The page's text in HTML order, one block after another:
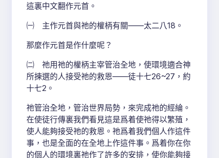
這裏中文翻作元首。
㈠ 主作元首與祂的權柄有關——太二八18。
那麼作元首是作什麼呢？
㈡ 祂用祂的權柄主宰管治全地，使環境適合神
所揀選的人接受祂的救恩——徒十七26~27，約
十七2。
祂管治全地，管治世界局勢，來完成祂的經綸。
在使徒行傳裏我們看見這是爲着使祂得以繁殖，
使人能夠接受祂的救恩。祂爲着我們個人作這件
事，也是全面的在全地上作這件事。爲着你在你
的個人的環境裏祂作了許多的安排，使你能夠接